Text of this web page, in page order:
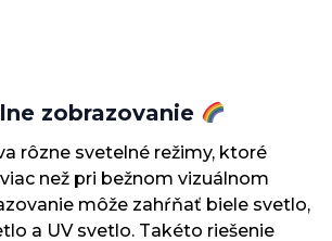
zobrazovanie
rôzne svetelné režimy, ktoré
než pri bežnom vizuálnom
môže zahŕňať biele svetlo,
a UV svetlo. Takéto riešenie